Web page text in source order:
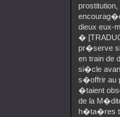
dieux eux-
�
pr�serve
en train de
si�cle
s�offrir au
�taient
de la
h�ta�res